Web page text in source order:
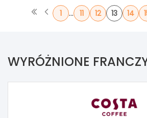
1 ... 11 12 13 14
WYRÓŻNIONE